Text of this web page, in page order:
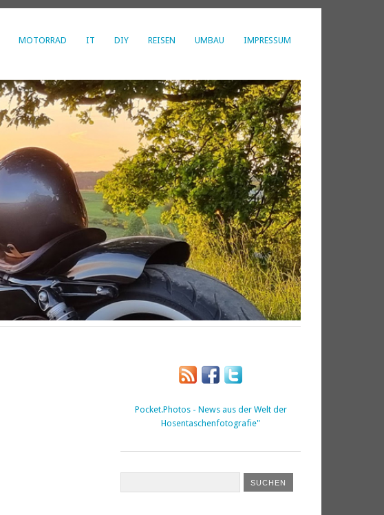
MOTORRAD IT DIY REISEN UMBAU IMPRESSUM
Pocket.Photos - News aus der Welt der
Hosentaschenfotografie"